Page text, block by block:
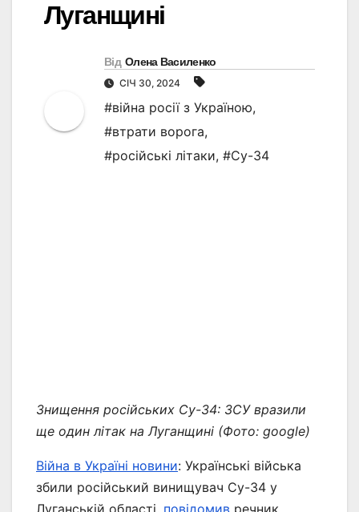
Луганщині
Від Олена Василенко
СІЧ 30, 2024
#війна росії з Україною,
#втрати ворога,
#російські літаки, #Су-34
Знищення російських Су-34: ЗСУ вразили
ще один літак на Луганщині (Фото: google)
Війна в Україні новини: Українські війська
збили російський винищувач Су-34 у
Луганській області, повідомив речник